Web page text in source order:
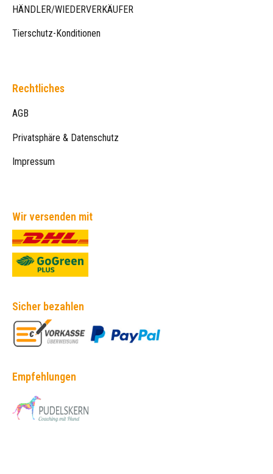
HÄNDLER/WIEDERVERKÄUFER
Tierschutz-Konditionen
Rechtliches
AGB
Privatsphäre & Datenschutz
Impressum
Wir versenden mit
Sicher bezahlen
Empfehlungen